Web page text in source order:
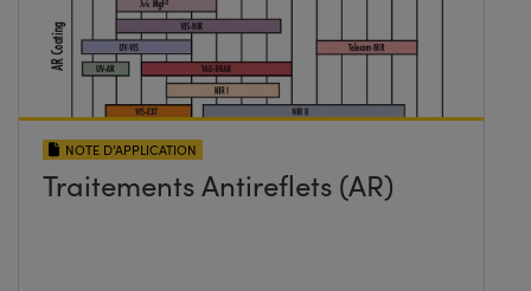
NOTE D’APPLICATION
Traitements Antireflets (AR)